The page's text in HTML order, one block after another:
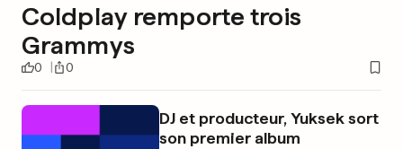
Coldplay remporte trois
Grammys
0 0
DJ et producteur, Yuksek sort
son premier album